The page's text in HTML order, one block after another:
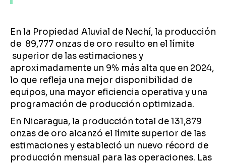
En la Propiedad Aluvial de Nechí, la producción
de 89,777 onzas de oro resulto en el límite
superior de las estimaciones y
aproximadamente un 9% más alta que en 2024,
lo que refleja una mejor disponibilidad de
equipos, una mayor eficiencia operativa y una
programación de producción optimizada.
En Nicaragua, la producción total de 131,879
onzas de oro alcanzó el límite superior de las
estimaciones y estableció un nuevo récord de
producción mensual para las operaciones. Las